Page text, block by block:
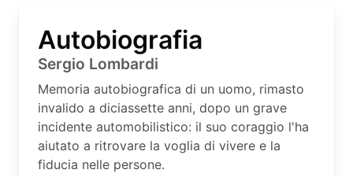
Autobiografia
Sergio Lombardi
Memoria autobiografica di un uomo, rimasto
invalido a diciassette anni, dopo un grave
incidente automobilistico: il suo coraggio l'ha
aiutato a ritrovare la voglia di vivere e la
fiducia nelle persone.